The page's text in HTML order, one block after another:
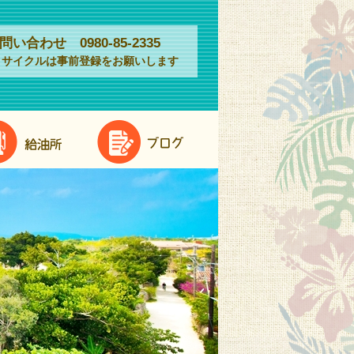
い合わせ 0980-85-2335
イクルは事前登録をお願いします